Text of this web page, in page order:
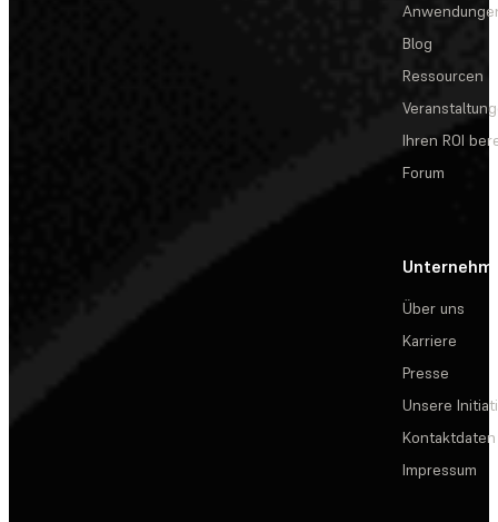
Blog
Ressourcen
Ihren ROI
Forum
Über uns
Karriere
Presse
Unsere
Kontaktdaten
Impressum